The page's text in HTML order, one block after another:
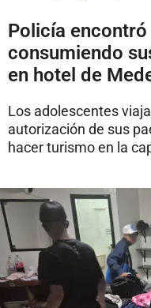
Policía encontró
consumiendo
en hotel de
Los adolescentes
autorización de sus
hacer turismo en la